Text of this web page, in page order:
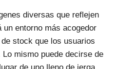
diversas que reflejen
entorno más acogedor
stock que los usuarios
mismo puede decirse de